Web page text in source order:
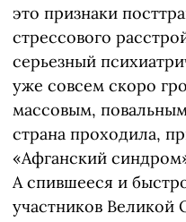
это признаки
стрессового
серьезный
уже совсем скоро
массовым,
страна проходила,
«Афганский
А спившееся и
участников Великой